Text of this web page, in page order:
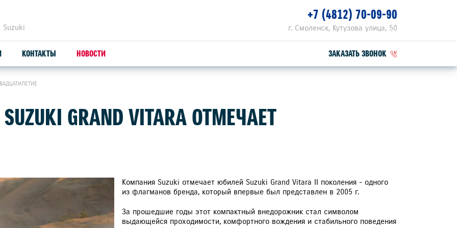
г. Смоленск, Кутузова улица, 50
+7 (4812) 70-09-90
ЗАПЧАСТИ И АКСЕССУАРЫ
КУЗОВНЫЕ ЗАПЧАСТИ И РЕМОНТ
СПЕЦПРЕДЛОЖЕНИЯ
КОНТАКТЫ НОВОСТИ ЗАКАЗАТЬ ЗВОНОК
GRAND VITARA ОТМЕЧАЕТ
Компания Suzuki отмечает юбилей Suzuki Grand Vitara II поколения - одного
из флагманов бренда, который впервые был представлен в 2005 г.
За прошедшие годы этот компактный внедорожник стал символом
выдающейся проходимости, комфортного вождения и стабильного поведения